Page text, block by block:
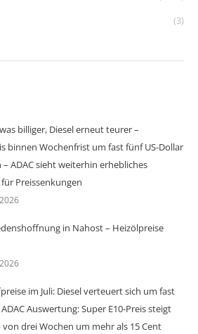
(3)
billiger, Diesel erneut teurer –
binnen Wochenfrist um fast fünf US-Dollar
– ADAC sieht weiterhin erhebliches
Preissenkungen
in Nahost – Heizölpreise
im Juli: Diesel verteuert sich um fast
Auswertung: Super E10-Preis steigt
drei Wochen um mehr als 15 Cent